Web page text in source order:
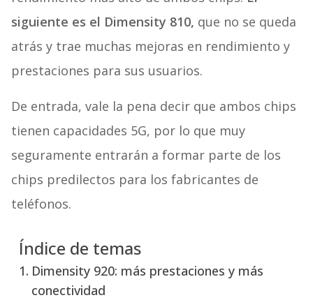
siguiente es el Dimensity 810, que no se queda
atrás y trae muchas mejoras en rendimiento y
prestaciones para sus usuarios.
De entrada, vale la pena decir que ambos chips
tienen capacidades 5G, por lo que muy
seguramente entrarán a formar parte de los
chips predilectos para los fabricantes de
teléfonos.
Índice de temas
Dimensity 920: más prestaciones y más
conectividad